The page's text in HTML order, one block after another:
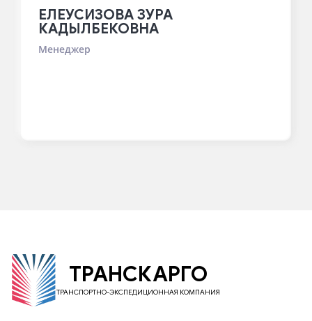
ЕЛЕУСИЗОВА ЗУРА
КАДЫЛБЕКОВНА
Менеджер
ТРАНСКАРГО
ТРАНСПОРТНО-ЭКСПЕДИЦИОННАЯ КОМПАНИЯ